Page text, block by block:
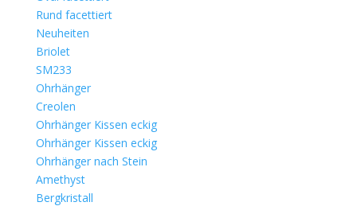
Rund facettiert
Neuheiten
Briolet
SM233
Ohrhänger
Creolen
Ohrhänger Kissen eckig
Ohrhänger Kissen eckig
Ohrhänger nach Stein
Amethyst
Bergkristall